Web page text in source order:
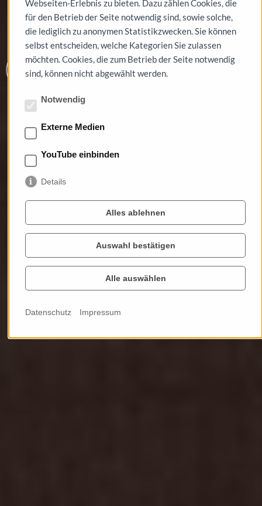
Webseiten-Erlebnis zu bieten. Dazu zählen Cookies, die
für den Betrieb der Seite notwendig sind, sowie solche,
die lediglich zu anonymen Statistikzwecken. Sie können
selbst entscheiden, welche Kategorien Sie zulassen
möchten. Cookies, die zum Betrieb der Seite notwendig
sind, können nicht abgewählt werden.
Notwendig
Externe Medien
YouTube einbinden
Details
Alles ablehnen
Auswahl bestätigen
Alle auswählen
Datenschutz Impressum